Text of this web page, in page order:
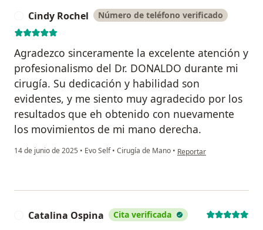
Cindy Rochel Número de teléfono verificado
Agradezco sinceramente la excelente atención y
profesionalismo del Dr. DONALDO durante mi
cirugía. Su dedicación y habilidad son
evidentes, y me siento muy agradecido por los
resultados que eh obtenido con nuevamente
los movimientos de mi mano derecha.
14 de junio de 2025 • Evo Self• Cirugía de Mano • en opinión del usuario
Reportar
Catalina Ospina Cita verificada